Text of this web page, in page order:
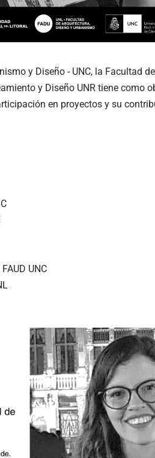
y Diseño - UNC, la Facultad
y Diseño UNR tiene como
en proyectos y su
UNC